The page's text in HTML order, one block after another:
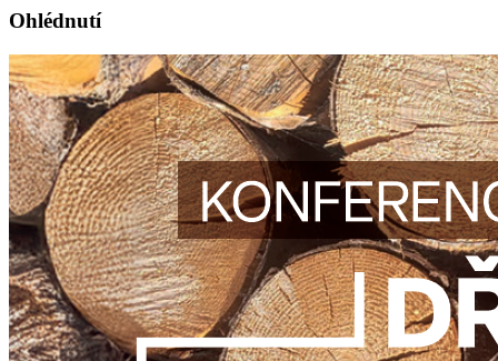
Ohlédnutí